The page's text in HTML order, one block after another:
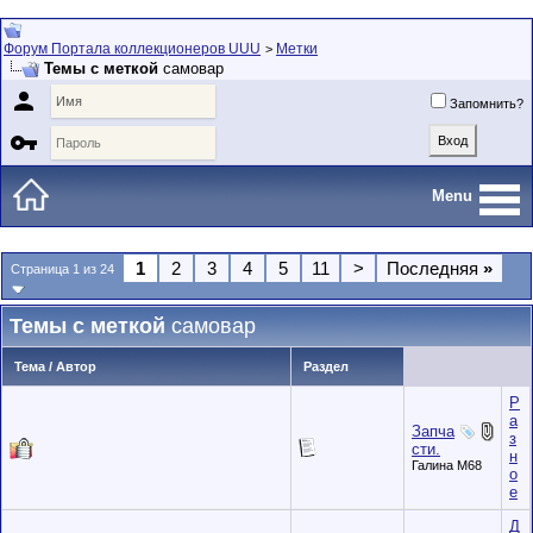
Форум Портала коллекционеров UUU > Метки
Темы с меткой самовар
 Запомнить?

Menu
Страница 1 из 24 1 2 3 4 5 11 > Последняя »
Темы с меткойсамовар
Тема / Автор Раздел
Запча
сти.
Галина М68
Р
а
з
н
о
е
Д